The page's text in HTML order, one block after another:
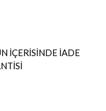
İÇERİSİNDE İADE